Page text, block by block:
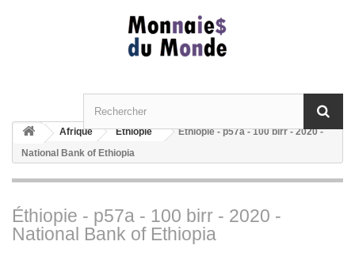
Afrique Ethiopie
Éthiopie - p57a - 100 birr - 2020 -
National Bank of Ethiopia
Éthiopie - p57a - 100 birr - 2020 -
National Bank of Ethiopia